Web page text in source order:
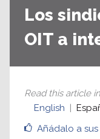
Los
OIT a
Añádalo a
Read this article in
English